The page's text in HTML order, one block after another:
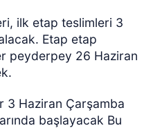
ilk etap teslimleri 3
Etap etap
peyderpey 26 Haziran
3 Haziran Çarşamba
başlayacak Bu